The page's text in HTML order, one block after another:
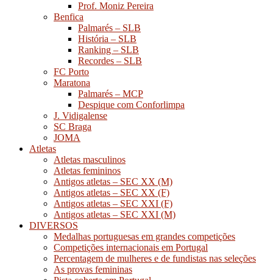
Prof. Moniz Pereira
Benfica
Palmarés – SLB
História – SLB
Ranking – SLB
Recordes – SLB
FC Porto
Maratona
Palmarés – MCP
Despique com Conforlimpa
J. Vidigalense
SC Braga
JOMA
Atletas
Atletas masculinos
Atletas femininos
Antigos atletas – SEC XX (M)
Antigos atletas – SEC XX (F)
Antigos atletas – SEC XXI (F)
Antigos atletas – SEC XXI (M)
DIVERSOS
Medalhas portuguesas em grandes competições
Competições internacionais em Portugal
Percentagem de mulheres e de fundistas nas seleções
As provas femininas